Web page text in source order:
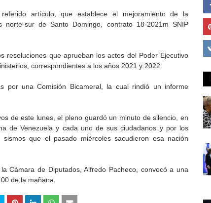
artículo, que establece el mejoramiento de la
norte-sur de Santo Domingo, contrato 18-2021m SNIP
resoluciones que aprueban los actos del Poder Ejecutivo
correspondientes a los años 2021 y 2022.
por una Comisión Bicameral, la cual rindió un informe
de este lunes, el pleno guardó un minuto de silencio, en
de Venezuela y cada uno de sus ciudadanos y por los
que el pasado miércoles sacudieron esa nación
Cámara de Diputados, Alfredo Pacheco, convocó a una
de la mañana.